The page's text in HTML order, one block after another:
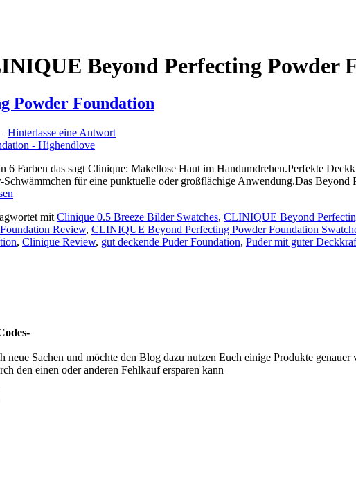
Beyond Perfecting Powder
Powder Foundation
Hinterlasse eine Antwort
Farben das sagt Clinique: Makellose Haut im Handumdrehen.Perfekte
für eine punktuelle oder großflächige Anwendung.Das
mit Clinique 0.5 Breeze Bilder Swatches, CLINIQUE Beyond
Review, CLINIQUE Beyond Perfecting Powder Foundation
, Clinique Review, gut deckende Puder Foundation, Puder mit guter
neue Sachen und möchte den Blog dazu nutzen Euch einige Produkte
den einen oder anderen Fehlkauf ersparen kann